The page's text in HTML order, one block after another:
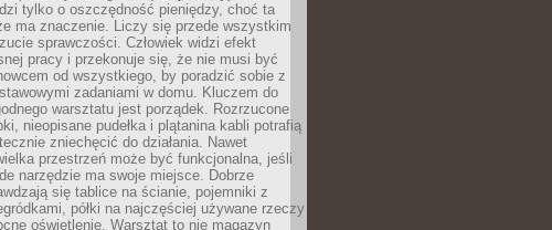
tylko o oszczędność pieniędzy, choć ta
ma znaczenie. Liczy się przede wszystkim
sprawczości. Człowiek widzi efekt
pracy i przekonuje się, że nie musi być
od wszystkiego, by poradzić sobie z
zadaniami w domu. Kluczem do
warsztatu jest porządek. Rozrzucone
nieopisane pudełka i plątanina kabli potrafią
zniechęcić do działania. Nawet
przestrzeń może być funkcjonalna, jeśli
narzędzie ma swoje miejsce. Dobrze
się tablice na ścianie, pojemniki z
półki na najczęściej używane rzeczy
oświetlenie. Warsztat to nie magazyn